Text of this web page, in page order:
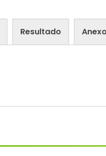
Resultado